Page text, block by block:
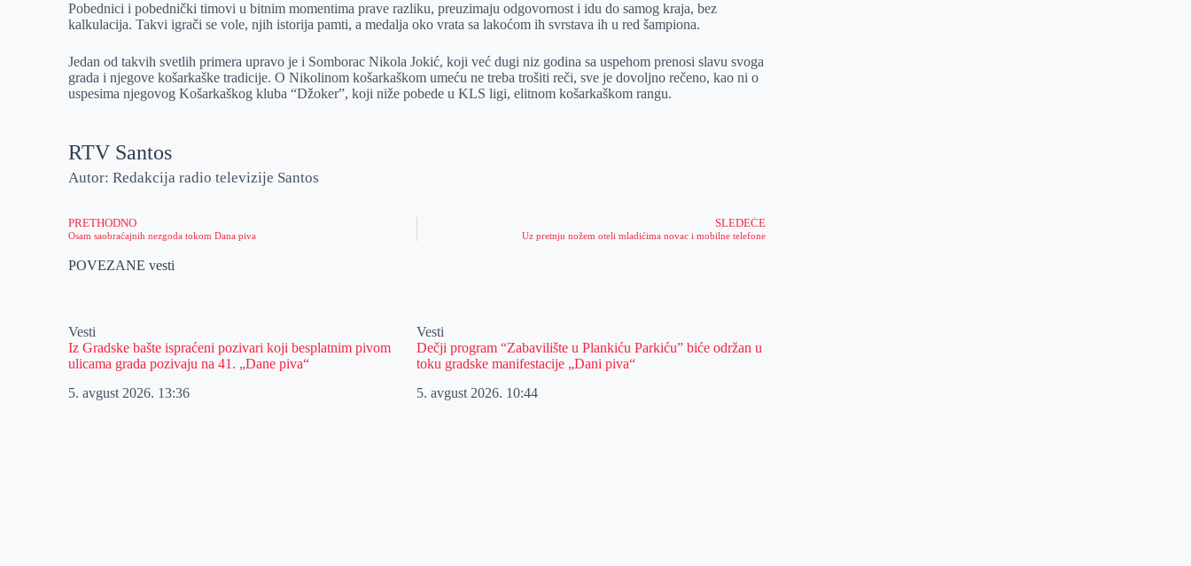
Pobednici i pobednički timovi u bitnim momentima prave razliku, preuzimaju odgovornost i idu do samog kraja, bez
kalkulacija. Takvi igrači se vole, njih istorija pamti, a medalja oko vrata sa lakoćom ih svrstava ih u red šampiona.
Jedan od takvih svetlih primera upravo je i Somborac Nikola Jokić, koji već dugi niz godina sa uspehom prenosi slavu svoga
grada i njegove košarkaške tradicije. O Nikolinom košarkaškom umeću ne treba trošiti reči, sve je dovoljno rečeno, kao ni o
uspesima njegovog Košarkaškog kluba “Džoker”, koji niže pobede u KLS ligi, elitnom košarkaškom rangu.
RTV Santos
Autor: Redakcija radio televizije Santos
PRETHODNO
Osam saobraćajnih nezgoda tokom Dana piva
SLEDEĆE
Uz pretnju nožem oteli mladićima novac i mobilne telefone
POVEZANE vesti
Vesti
Iz Gradske bašte ispraćeni pozivari koji besplatnim pivom
ulicama grada pozivaju na 41. „Dane piva“
5. avgust 2026. 13:36
Vesti
Dečji program “Zabavilište u Plankiću Parkiću” biće održan u
toku gradske manifestacije „Dani piva“
5. avgust 2026. 10:44